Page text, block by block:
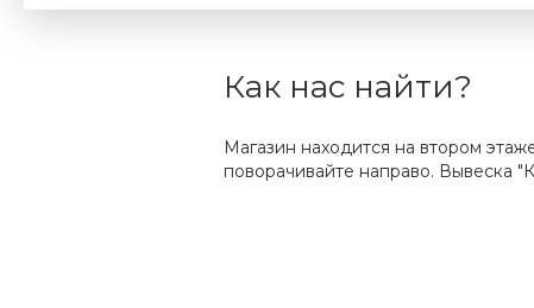
Как нас найти?
Магазин находится на втором
поворачивайте направо. Вывеска